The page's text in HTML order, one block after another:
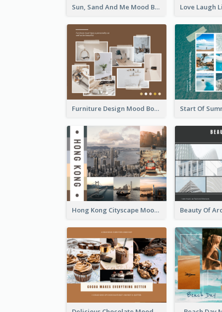
Sun, Sand And Me Mood Board
Furniture Design Mood Board
Hong Kong Cityscape Mood Board